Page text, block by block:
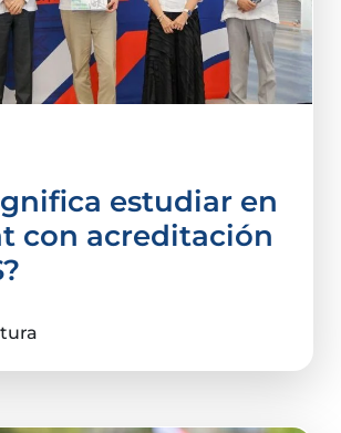
estudiar en
con acreditación